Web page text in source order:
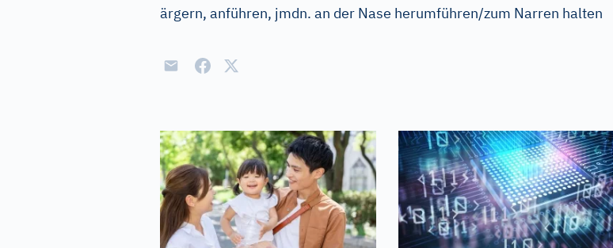
ärgern, anführen, jmdn. an der Nase herumführen/zum Narren halten